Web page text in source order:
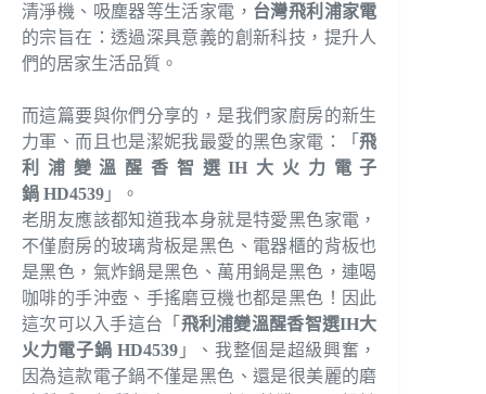
清淨機、吸塵器等生活家電， 台灣飛利浦家電
的宗旨在：透過深具意義的創新科技，提升人
們的居家生活品質。
而這篇要與你們分享的，是我們家廚房的新生
力軍、而且也是潔妮我最愛的黑色家電：「飛
利浦變溫醒香智選IH大火力電子
鍋 HD4539 」。
老朋友應該都知道我本身就是特愛黑色家電，
不僅廚房的玻璃背板是黑色、電器櫃的背板也
是黑色，氣炸鍋是黑色、萬用鍋是黑色，連喝
咖啡的手沖壺、手搖磨豆機也都是黑色！因此
這次可以入手這台「 飛利浦變溫醒香智選IH大
火力電子鍋 HD4539 」、我整個是超級興奮，
因為這款電子鍋不僅是黑色、還是很美麗的磨